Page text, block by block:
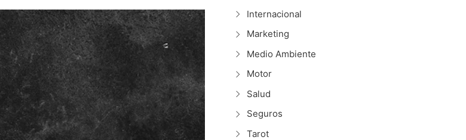
Internacional
Marketing
Medio Ambiente
Motor
Salud
Seguros
Tarot